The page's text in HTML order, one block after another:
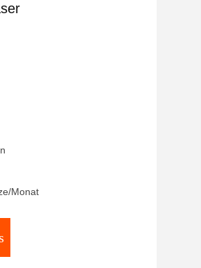
Monat